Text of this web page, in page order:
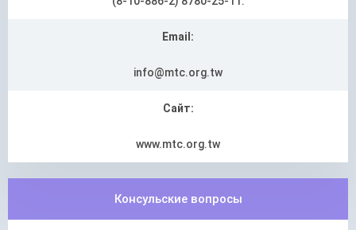
Email:
info@mtc.org.tw
Сайт:
www.mtc.org.tw
Консульские вопросы